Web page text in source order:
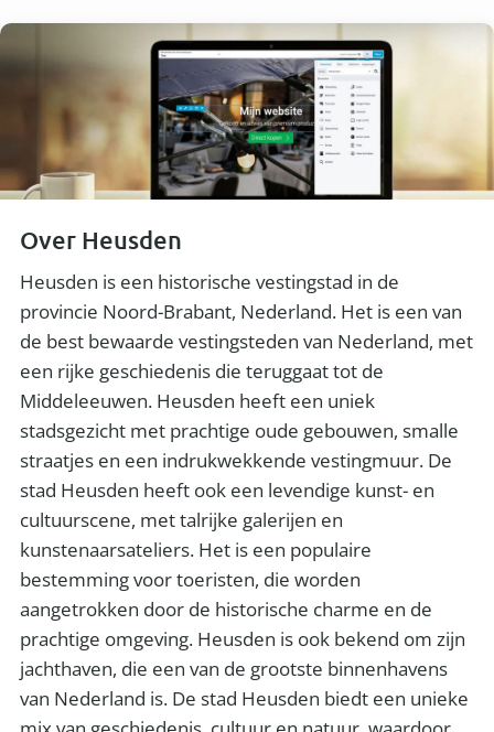
Over Heusden
Heusden is een historische vestingstad in de
provincie Noord-Brabant, Nederland. Het is een van
de best bewaarde vestingsteden van Nederland, met
een rijke geschiedenis die teruggaat tot de
Middeleeuwen. Heusden heeft een uniek
stadsgezicht met prachtige oude gebouwen, smalle
straatjes en een indrukwekkende vestingmuur. De
stad Heusden heeft ook een levendige kunst- en
cultuurscene, met talrijke galerijen en
kunstenaarsateliers. Het is een populaire
bestemming voor toeristen, die worden
aangetrokken door de historische charme en de
prachtige omgeving. Heusden is ook bekend om zijn
jachthaven, die een van de grootste binnenhavens
van Nederland is. De stad Heusden biedt een unieke